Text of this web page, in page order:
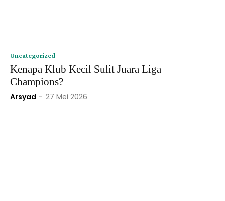
Uncategorized
Kenapa Klub Kecil Sulit Juara Liga
Champions?
Arsyad - 27 Mei 2026